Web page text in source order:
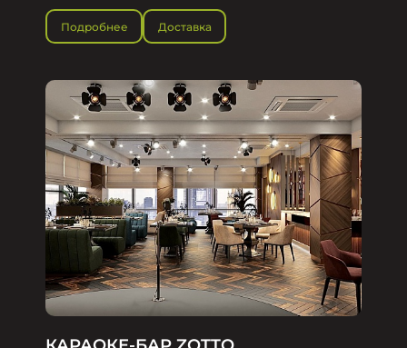
Подробнее Доставка